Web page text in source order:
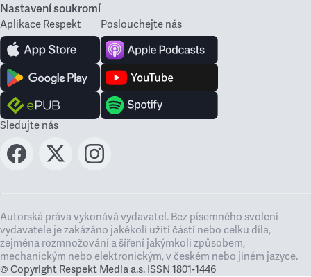
Nastavení soukromí
Aplikace Respekt Poslouchejte nás
Sledujte nás
Autorská práva vykonává vydavatel. Bez písemného svolení
vydavatele je zakázáno jakékoli užití částí nebo celku díla,
zejména rozmnožování a šíření jakýmkoli způsobem,
mechanickým nebo elektronickým, v českém nebo jiném jazyce.
© Copyright Respekt Media a.s. ISSN 1801-1446